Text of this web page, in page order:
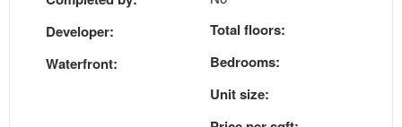
Developer:
Waterfront:
Total floors:
Bedrooms:
Unit size: